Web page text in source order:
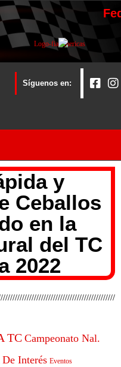
Síguenos en:
y
Ceballos
en la
del TC
2022
TCCampeonato Nal.
De Interés Eventos